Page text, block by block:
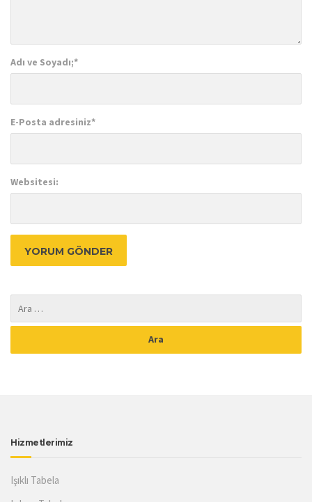
Adı ve Soyadı;*
E-Posta adresiniz*
Websitesi:
Hizmetlerimiz
Işıklı Tabela